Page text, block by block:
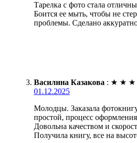
Тарелка с фото стала
Боится ее мыть, чтобы не
проблемы. Сделано
Василина Казакова : ★ ★ ★
01.12.2025
Молодцы. Заказала
простой, процесс
Довольна качеством и
Получила книгу, все на